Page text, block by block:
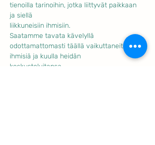
tienoilla tarinoihin, jotka liittyvät paikkaan
ja siellä
liikkuneisiin ihmisiin.
Saatamme tavata kävelyllä
odottamattomasti täällä vaikuttaneita
ihmisiä ja kuulla heidän
keskusteluitansa.